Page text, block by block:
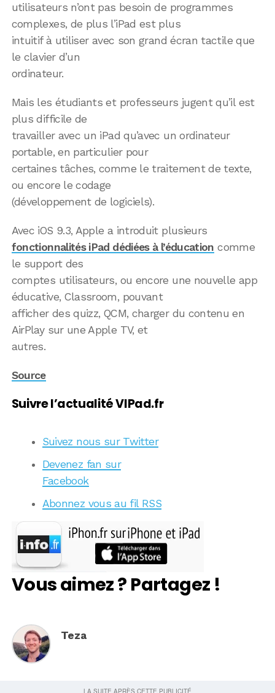
utilisateurs n’ont pas besoin de programmes
complexes, de plus l’iPad est plus
intuitif à utiliser avec son grand écran tactile que
le clavier d’un
ordinateur.
Mais les étudiants et professeurs jugent qu’il est
plus difficile de
travailler avec un iPad qu’avec un ordinateur
portable, en particulier pour
certaines tâches, comme le traitement de texte,
ou encore le codage
(développement de logiciels).
Avec iOS 9.3, Apple a introduit plusieurs
fonctionnalités iPad dédiées à l’éducation comme
le support des
comptes utilisateurs, ou encore une nouvelle app
éducative, Classroom, pouvant
afficher des quizz, QCM, charger du contenu en
AirPlay sur une Apple TV, et
autres.
Source
Suivre l’actualité VIPad.fr
Suivez nous sur Twitter
Devenez fan sur
Facebook
Abonnez vous au fil RSS
Vous aimez ? Partagez !
Teza